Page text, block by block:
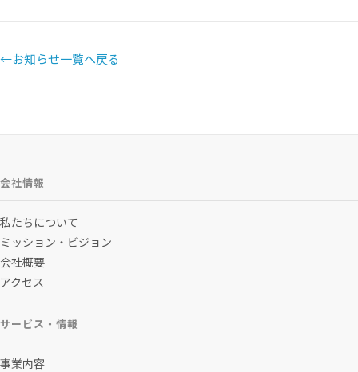
←お知らせ一覧へ戻る
会社情報
私たちについて
ミッション・ビジョン
会社概要
アクセス
サービス・情報
事業内容